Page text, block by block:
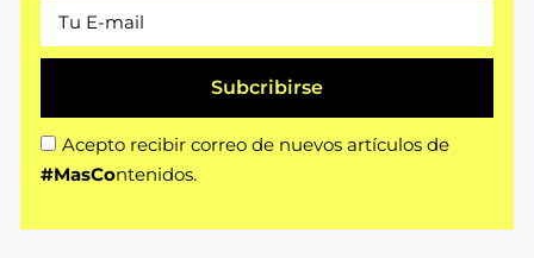
Acepto recibir correo de nuevos artículos de
#MasContenidos.
Subcribirse